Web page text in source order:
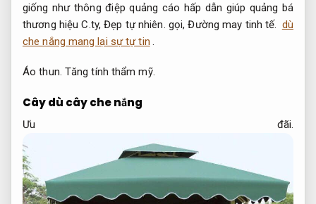
giống như thông điệp quảng cáo hấp dẫn giúp quảng bá
thương hiệu C.ty,Đẹp tự nhiên. gọi,Đường may tinh tế. dù
che nắng mang lại sự tự tin .
Áo thun. Tăng tính thẩm mỹ.
Cây dù cây che nắng
Ưu đãi.